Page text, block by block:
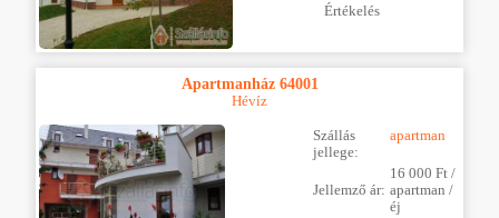
Értékelés
Apartmanház 64001
Hévíz
Szállás
jellege:
apartman
Jellemző ár:
16 000 Ft /
apartman /
éj